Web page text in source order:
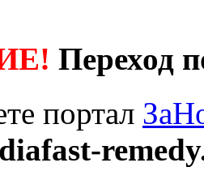
Переход
портал